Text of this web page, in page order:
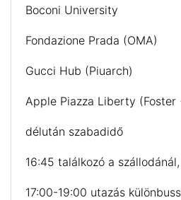
Boconi University
Fondazione Prada (OMA)
Gucci Hub (Piuarch)
Apple Piazza Liberty (Foster
délután szabadidő
16:45 találkozó a
17:00-19:00 utazás